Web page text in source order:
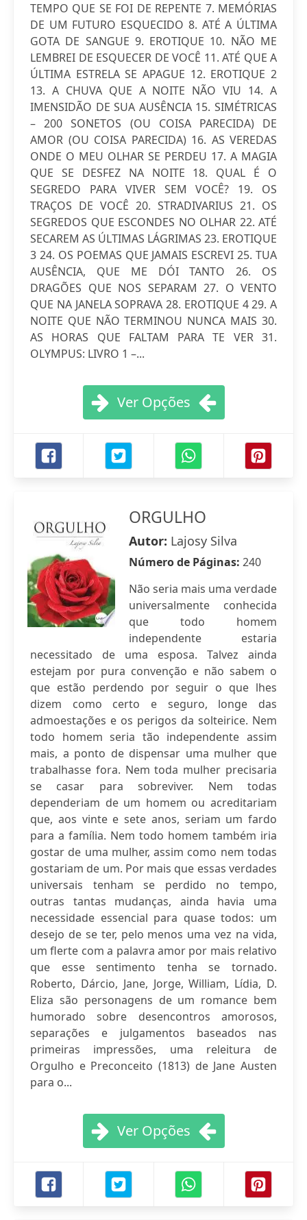
TEMPO QUE SE FOI DE REPENTE 7. MEMÓRIAS
DE UM FUTURO ESQUECIDO 8. ATÉ A ÚLTIMA
GOTA DE SANGUE 9. EROTIQUE 10. NÃO ME
LEMBREI DE ESQUECER DE VOCÊ 11. ATÉ QUE A
ÚLTIMA ESTRELA SE APAGUE 12. EROTIQUE 2
13. A CHUVA QUE A NOITE NÃO VIU 14. A
IMENSIDÃO DE SUA AUSÊNCIA 15. SIMÉTRICAS
– 200 SONETOS (OU COISA PARECIDA) DE
AMOR (OU COISA PARECIDA) 16. AS VEREDAS
ONDE O MEU OLHAR SE PERDEU 17. A MAGIA
QUE SE DESFEZ NA NOITE 18. QUAL É O
SEGREDO PARA VIVER SEM VOCÊ? 19. OS
TRAÇOS DE VOCÊ 20. STRADIVARIUS 21. OS
SEGREDOS QUE ESCONDES NO OLHAR 22. ATÉ
SECAREM AS ÚLTIMAS LÁGRIMAS 23. EROTIQUE
3 24. OS POEMAS QUE JAMAIS ESCREVI 25. TUA
AUSÊNCIA, QUE ME DÓI TANTO 26. OS
DRAGÕES QUE NOS SEPARAM 27. O VENTO
QUE NA JANELA SOPRAVA 28. EROTIQUE 4 29. A
NOITE QUE NÃO TERMINOU NUNCA MAIS 30.
AS HORAS QUE FALTAM PARA TE VER 31.
OLYMPUS: LIVRO 1 –...
Ver Opções
ORGULHO
Autor: Lajosy Silva
Número de Páginas: 240
Não seria mais uma verdade
universalmente conhecida
que todo homem
independente estaria
necessitado de uma esposa. Talvez ainda
estejam por pura convenção e não sabem o
que estão perdendo por seguir o que lhes
dizem como certo e seguro, longe das
admoestações e os perigos da solteirice. Nem
todo homem seria tão independente assim
mais, a ponto de dispensar uma mulher que
trabalhasse fora. Nem toda mulher precisaria
se casar para sobreviver. Nem todas
dependeriam de um homem ou acreditariam
que, aos vinte e sete anos, seriam um fardo
para a família. Nem todo homem também iria
gostar de uma mulher, assim como nem todas
gostariam de um. Por mais que essas verdades
universais tenham se perdido no tempo,
outras tantas mudanças, ainda havia uma
necessidade essencial para quase todos: um
desejo de se ter, pelo menos uma vez na vida,
um flerte com a palavra amor por mais relativo
que esse sentimento tenha se tornado.
Roberto, Dárcio, Jane, Jorge, William, Lídia, D.
Eliza são personagens de um romance bem
humorado sobre desencontros amorosos,
separações e julgamentos baseados nas
primeiras impressões, uma releitura de
Orgulho e Preconceito (1813) de Jane Austen
para o...
Ver Opções